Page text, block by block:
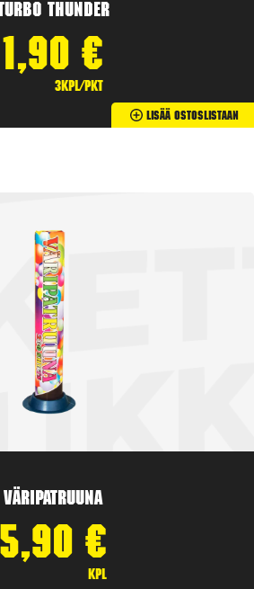
Thunder
1,90 €
3kpl/pkt
Lisää Ostoslistaan
Väripatruuna
5,90 €
kpl